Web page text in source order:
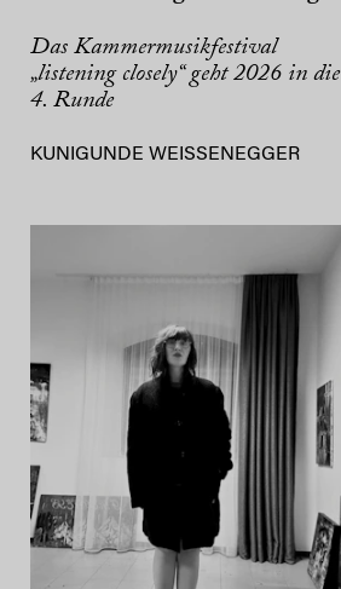
Das Kammermusikfestival
„listening closely“ geht 2026 in die
4. Runde
KUNIGUNDE WEISSENEGGER